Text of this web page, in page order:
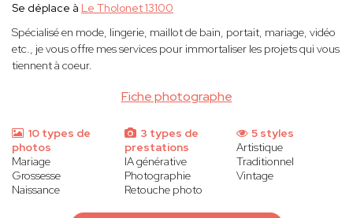
Fiche photographe
Se déplace à Le Tholonet 13100
Spécialisé en mode, lingerie, maillot de bain, portait, mariage, vidéo
etc., je vous offre mes services pour immortaliser les projets qui vous
tiennent à coeur.
10 types de
photos
Mariage
Grossesse
Naissance
3 types de
prestations
IA générative
Photographie
Retouche photo
5 styles
Artistique
Traditionnel
Vintage